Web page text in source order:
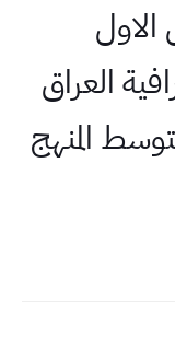
الاول
العراق
المنهج